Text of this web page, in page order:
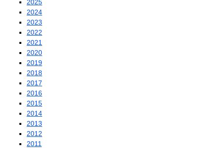
2025
2024
2023
2022
2021
2020
2019
2018
2017
2016
2015
2014
2013
2012
2011